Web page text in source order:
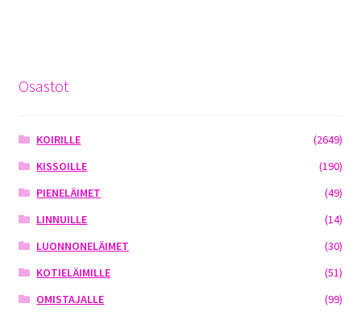
Osastot
KOIRILLE
(2649)
KISSOILLE
(190)
PIENELÄIMET
(49)
LINNUILLE
(14)
LUONNONELÄIMET
(30)
KOTIELÄIMILLE
(51)
OMISTAJALLE
(99)